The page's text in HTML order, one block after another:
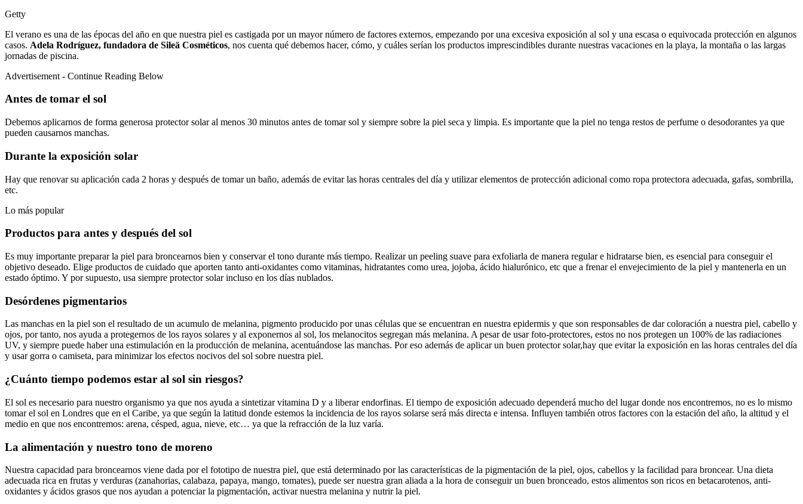
Getty
El verano es una de las épocas del año en que nuestra piel es castigada por un mayor número de factores externos, empezando por una excesiva exposición al sol y una escasa o equivocada protección en algunos
casos. Adela Rodríguez, fundadora de Sileä Cosméticos, nos cuenta qué debemos hacer, cómo, y cuáles serían los productos imprescindibles durante nuestras vacaciones en la playa, la montaña o las largas
jornadas de piscina.
Advertisement - Continue Reading Below
Antes de tomar el sol
Debemos aplicarnos de forma generosa protector solar al menos 30 minutos antes de tomar sol y siempre sobre la piel seca y limpia. Es importante que la piel no tenga restos de perfume o desodorantes ya que
pueden causarnos manchas.
Durante la exposición solar
Hay que renovar su aplicación cada 2 horas y después de tomar un baño, además de evitar las horas centrales del día y utilizar elementos de protección adicional como ropa protectora adecuada, gafas, sombrilla,
etc.
Lo más popular
Productos para antes y después del sol
Es muy importante preparar la piel para broncearnos bien y conservar el tono durante más tiempo. Realizar un peeling suave para exfoliarla de manera regular e hidratarse bien, es esencial para conseguir el
objetivo deseado. Elige productos de cuidado que aporten tanto anti-oxidantes como vitaminas, hidratantes como urea, jojoba, ácido hialurónico, etc que a frenar el envejecimiento de la piel y mantenerla en un
estado óptimo. Y por supuesto, usa siempre protector solar incluso en los días nublados.
Desórdenes pigmentarios
Las manchas en la piel son el resultado de un acumulo de melanina, pigmento producido por unas células que se encuentran en nuestra epidermis y que son responsables de dar coloración a nuestra piel, cabello y
ojos, por tanto, nos ayuda a protegernos de los rayos solares y al exponernos al sol, los melanocitos segregan más melanina. A pesar de usar foto-protectores, estos no nos protegen un 100% de las radiaciones
UV, y siempre puede haber una estimulación en la producción de melanina, acentuándose las manchas. Por eso además de aplicar un buen protector solar,hay que evitar la exposición en las horas centrales del día
y usar gorra o camiseta, para minimizar los efectos nocivos del sol sobre nuestra piel.
¿Cuánto tiempo podemos estar al sol sin riesgos?
El sol es necesario para nuestro organismo ya que nos ayuda a sintetizar vitamina D y a liberar endorfinas. El tiempo de exposición adecuado dependerá mucho del lugar donde nos encontremos, no es lo mismo
tomar el sol en Londres que en el Caribe, ya que según la latitud donde estemos la incidencia de los rayos solarse será más directa e intensa. Influyen también otros factores con la estación del año, la altitud y el
medio en que nos encontremos: arena, césped, agua, nieve, etc… ya que la refracción de la luz varía.
La alimentación y nuestro tono de moreno
Nuestra capacidad para broncearnos viene dada por el fototipo de nuestra piel, que está determinado por las características de la pigmentación de la piel, ojos, cabellos y la facilidad para broncear. Una dieta
adecuada rica en frutas y verduras (zanahorias, calabaza, papaya, mango, tomates), puede ser nuestra gran aliada a la hora de conseguir un buen bronceado, estos alimentos son ricos en betacarotenos, anti-
oxidantes y ácidos grasos que nos ayudan a potenciar la pigmentación, activar nuestra melanina y nutrir la piel.